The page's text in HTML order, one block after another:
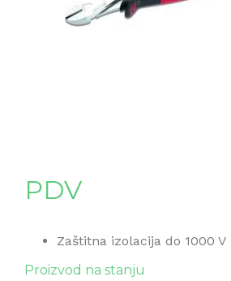
PDV
Zaštitna izolacija do 1000 V
Proizvod na stanju